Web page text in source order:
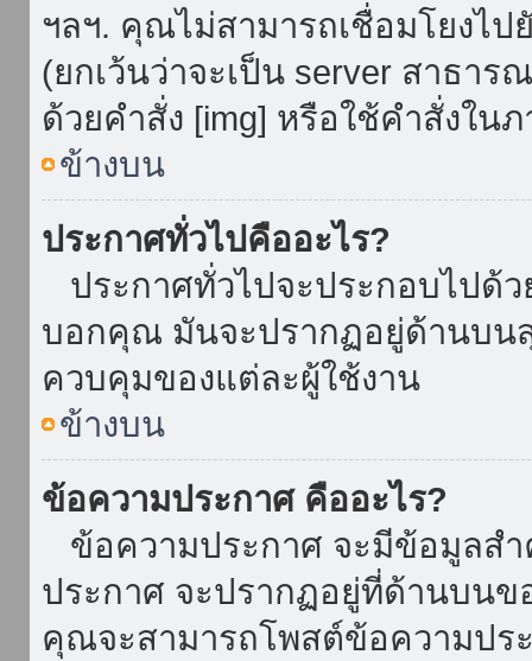
ฯลฯ. คุณไม่สามารถเชื่อมโยงไ
(ยกเว้นว่าจะเป็น server สาธาร
ด้วยคำสั่ง [img] หรือใช้คำสั่งใ
ข้างบน
ประกาศทั่วไปคืออะไร?
ประกาศทั่วไปจะประกอบไปด้
บอกคุณ มันจะปรากฏอยู่ด้านบน
ควบคุมของแต่ละผู้ใช้งาน
ข้างบน
ข้อความประกาศ คืออะไร?
ข้อความประกาศ จะมีข้อมูลส
ประกาศ จะปรากฏอยู่ที่ด้านบนข
คุณจะสามารถโพสต์ข้อความป